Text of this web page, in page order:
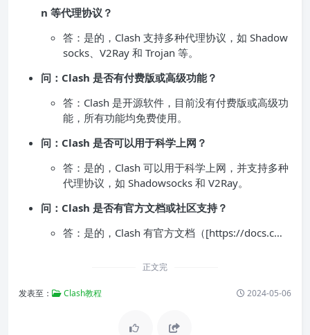
n 等代理协议？
答：是的，Clash 支持多种代理协议，如 Shadow
socks、V2Ray 和 Trojan 等。
问：Clash 是否有付费版或高级功能？
答：Clash 是开源软件，目前没有付费版或高级功
能，所有功能均免费使用。
问：Clash 是否可以用于科学上网？
答：是的，Clash 可以用于科学上网，并支持多种
代理协议，如 Shadowsocks 和 V2Ray。
问：Clash 是否有官方文档或社区支持？
答：是的，Clash 有官方文档（[https://docs.c…
正文完
发表至： Clash教程 2024-05-06